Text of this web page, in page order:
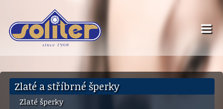
Zlaté a stříbrné šperky
Zlaté šperky